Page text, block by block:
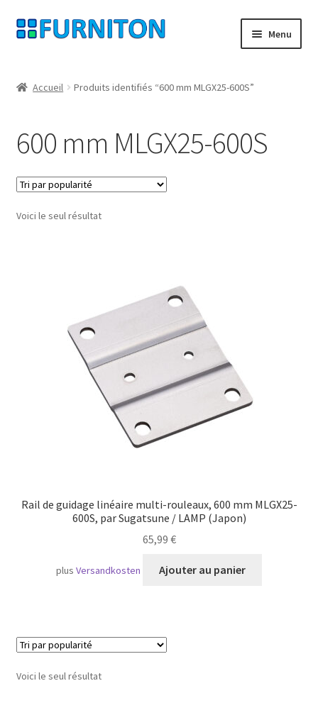
Aller
à
navigation
Aller
au
Menu
Protection des données
Droit de rétractation
Contact
CONDITIONS GÉNÉRALES DE VENTE
Transport maritime
Accueil Produits identifiés “600 mm MLGX25-600S”
600 mm MLGX25-600S
Voici le seul résultat
Rail de guidage linéaire multi-rouleaux, 600 mm MLGX25-
600S, par Sugatsune / LAMP (Japon)
65,99 €
plusVersandkosten Ajouter au panier
Voici le seul résultat